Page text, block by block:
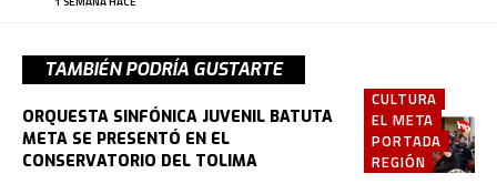
TAMBIÉN PODRÍA GUSTARTE
CULTURA
EL META
PORTADA
REGIÓN
ORQUESTA SINFÓNICA JUVENIL BATUTA
META SE PRESENTÓ EN EL
CONSERVATORIO DEL TOLIMA